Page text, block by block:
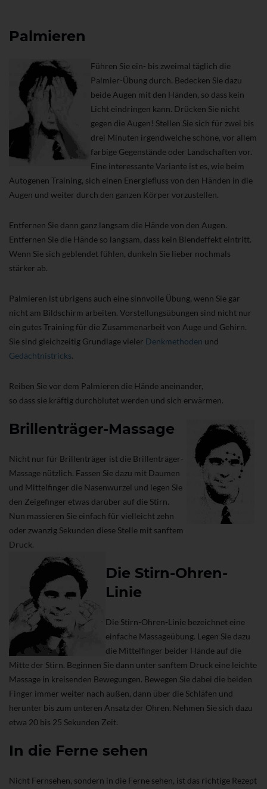
Palmieren
Führen Sie ein- bis zweimal täglich die
Palmier-Übung durch. Bedecken Sie dazu
beide Augen mit den Händen, so dass kein
Licht eindringen kann. Drücken Sie nicht
gegen die Augen! Stellen Sie sich für zwei bis
drei Minuten irgendwelche schöne, vor allem
farbige Gegenstände oder Landschaften vor.
Eine interessante Variante ist es, wie beim
Autogenen Training, sich einen Energiefluss von den Händen in die
Augen und weiter durch den ganzen Körper vorzustellen.
Entfernen Sie dann ganz langsam die Hände von den Augen.
Entfernen Sie die Hände so langsam, dass kein Blendeffekt eintritt.
Wenn Sie sich geblendet fühlen, dunkeln Sie lieber nochmals
stärker ab.
Palmieren ist übrigens auch eine sinnvolle Übung, wenn Sie gar
nicht am Bildschirm arbeiten. Vorstellungsübungen sind nicht nur
ein gutes Training für die Zusammenarbeit von Auge und Gehirn.
Sie sind gleichzeitig Grundlage vieler Denkmethoden und
Gedächtnistricks.
Reiben Sie vor dem Palmieren die Hände aneinander,
so dass sie kräftig durchblutet werden und sich erwärmen.
Brillenträger-Massage
Nicht nur für Brillenträger ist die Brillenträger-
Massage nützlich. Fassen Sie dazu mit Daumen
und Mittelfinger die Nasenwurzel und legen Sie
den Zeigefinger etwas darüber auf die Stirn.
Nun massieren Sie einfach für vielleicht zehn
oder zwanzig Sekunden diese Stelle mit sanftem
Druck.
Die Stirn-Ohren-
Linie
Die Stirn-Ohren-Linie bezeichnet eine
einfache Massageübung. Legen Sie dazu
die Mittelfinger beider Hände auf die
Mitte der Stirn. Beginnen Sie dann unter sanftem Druck eine leichte
Massage in kreisenden Bewegungen. Bewegen Sie dabei die beiden
Finger immer weiter nach außen, dann über die Schläfen und
herunter bis zum unteren Ansatz der Ohren. Nehmen Sie sich dazu
etwa 20 bis 25 Sekunden Zeit.
In die Ferne sehen
Nicht Fernsehen, sondern in die Ferne sehen, ist das richtige Rezept